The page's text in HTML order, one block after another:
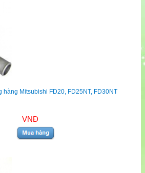
hàng Mitsubishi FD20, FD25NT, FD30NT
VNĐ